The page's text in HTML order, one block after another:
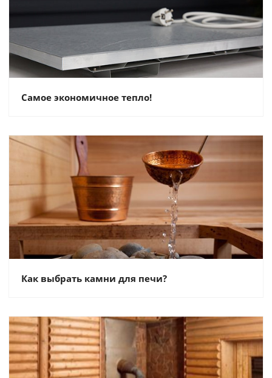
Самое экономичное тепло!
Как выбрать камни для печи?